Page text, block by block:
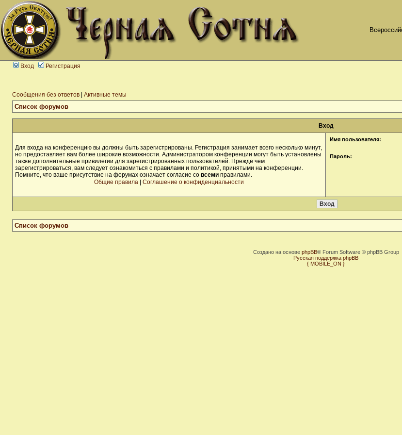
Вход Регистрация
Сообщения без ответов Активные темы
Список форумов
Вход
Для входа на конференцию вы должны быть зарегистрированы. Регистрация занимает всего несколько минут,
но предоставляет вам более широкие возможности. Администратором конференции могут быть установлены
также дополнительные привилегии для зарегистрированных пользователей. Прежде чем
зарегистрироваться, вам следует ознакомиться с правилами и политикой, принятыми на конференции.
Помните, что ваше присутствие на форумах означает согласие со всеми правилами.
Общие правила
Соглашение о конфиденциальности
Имя пользователя:
Пароль:
Список форумов
Создано на основе phpBB® Forum Software © phpBB Group
Русская поддержка phpBB
{ MOBILE_ON }